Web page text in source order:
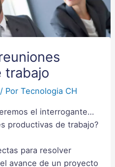
trabajo
/ PorTecnologia CH
el interrogante…
productivas de trabajo?
para resolver
avance de un proyecto